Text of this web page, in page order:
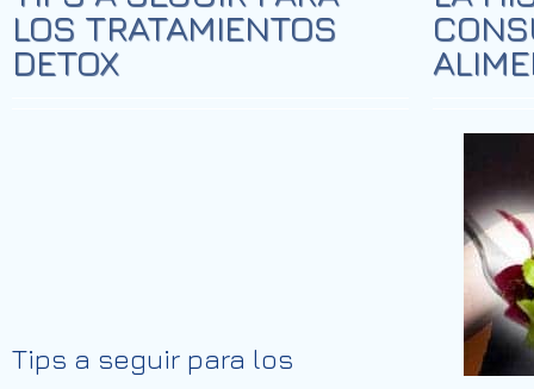
LOS TRATAMIENTOS
DETOX
Tips a seguir para los